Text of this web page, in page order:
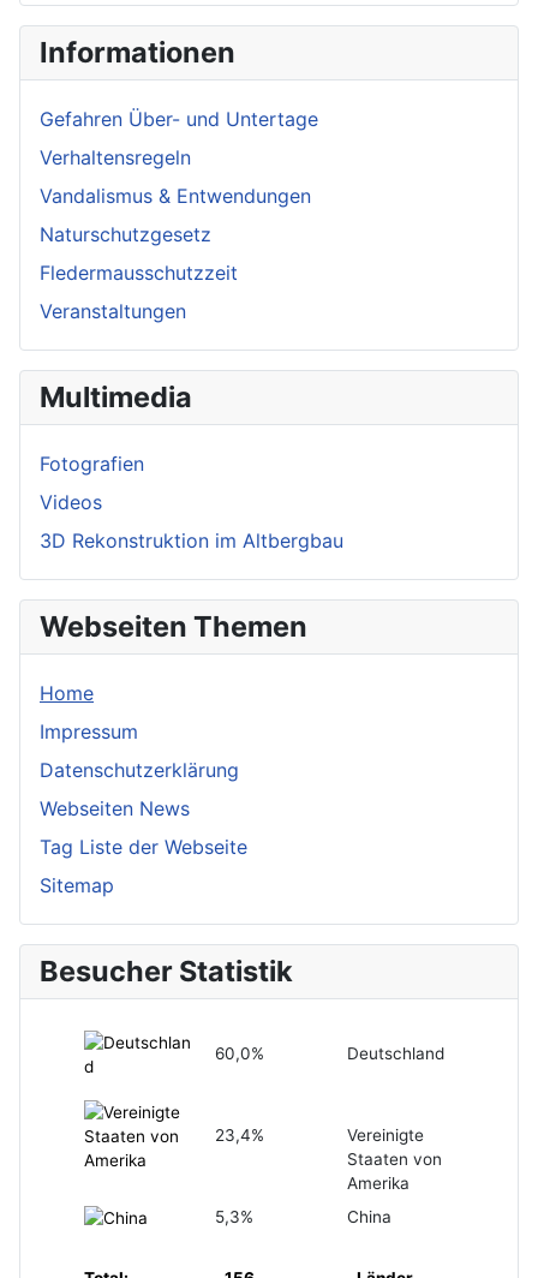
Informationen
Gefahren Über- und Untertage
Verhaltensregeln
Vandalismus & Entwendungen
Naturschutzgesetz
Fledermausschutzzeit
Veranstaltungen
Multimedia
Fotografien
Videos
3D Rekonstruktion im Altbergbau
Webseiten Themen
Home
Impressum
Datenschutzerklärung
Webseiten News
Tag Liste der Webseite
Sitemap
Besucher Statistik
60,0% Deutschland
23,4%
Vereinigte
Staaten von
Amerika
5,3%
China